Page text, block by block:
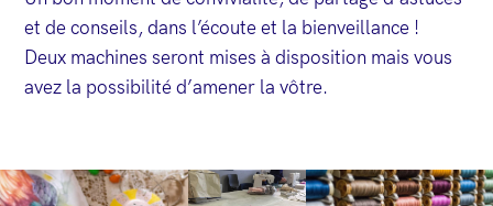
et de conseils, dans l’écoute et la bienveillance !
Deux machines seront mises à disposition mais vous
avez la possibilité d’amener la vôtre.